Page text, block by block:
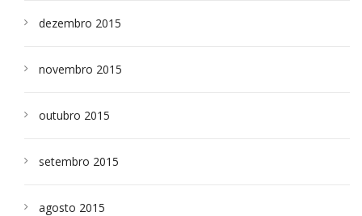
dezembro 2015
novembro 2015
outubro 2015
setembro 2015
agosto 2015